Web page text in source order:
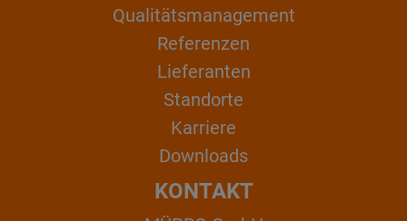
Qualitätsmanagement
Referenzen
Lieferanten
Standorte
Karriere
Downloads
KONTAKT